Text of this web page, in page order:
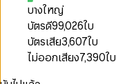
บางใหญ่
บัตรดี99,026ใบ
บัตรเสีย3,607ใบ
ไม่ออกเสียง7,390ใบ